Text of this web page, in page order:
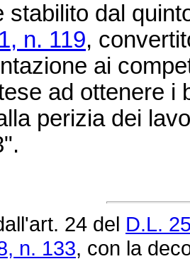
dal
n. 119,
ai
ad ottenere i
perizia dei
24 del D.L.
n. 133, con la